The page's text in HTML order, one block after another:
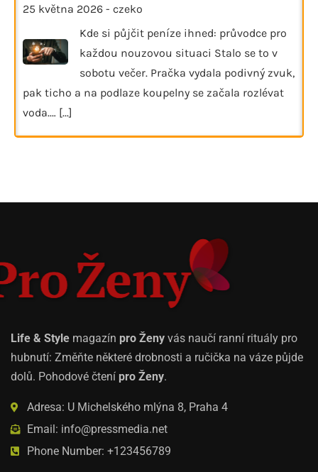
25 května 2026 - czeko
Kde si půjčit peníze ihned: průvodce pro
každou nouzovou situaci Stalo se to v
sobotu večer. Pračka vydala podivný zvuk,
pak ticho a na podlaze koupelny se začala rozlévat
voda.… [...]
Life & Style magazín pro Ženy vás naučí ranní rituály pro
hubnutí: Změňte některé drobnosti a ručička na váze půjde
dolů. Pohodové čtení pro Ženy.
Adresa: U Michelského mlýna 8, Praha 4
Email: info@pressmedia.net
Phone Number: +123456789